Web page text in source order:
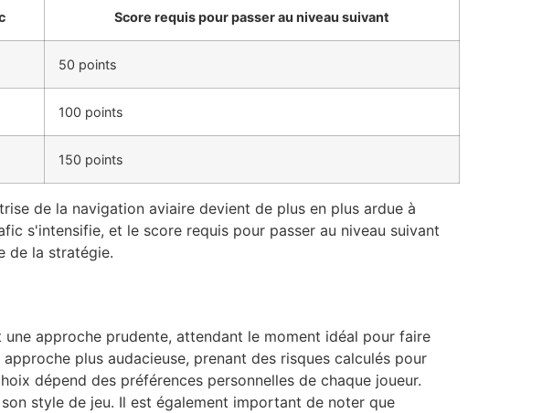
Score requis pour passer au niveau suivant
50 points
100 points
150 points
de la navigation aviaire devient de plus en plus ardue à
s'intensifie, et le score requis pour passer au niveau suivant
de la stratégie.
approche prudente, attendant le moment idéal pour faire
plus audacieuse, prenant des risques calculés pour
dépend des préférences personnelles de chaque joueur.
style de jeu. Il est également important de noter que